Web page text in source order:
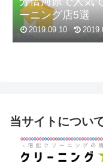
ーニング店5選
2019.09.10
当サイトについ